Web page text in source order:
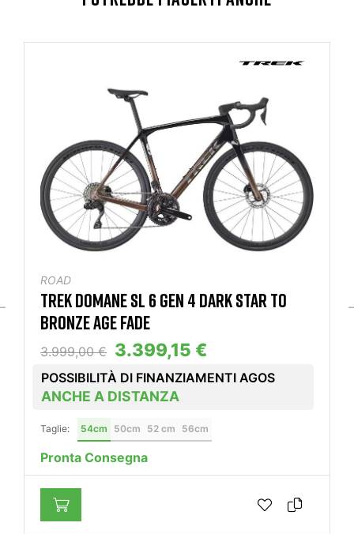
ROAD
TREK DOMANE SL 6 GEN 4 DARK STAR TO
BRONZE AGE FADE
3.999,00 € 3.399,15 €
POSSIBILITÀ DI FINANZIAMENTI AGOS
ANCHE A DISTANZA
Taglie: 54cm 50cm 52 cm 56cm
Pronta Consegna